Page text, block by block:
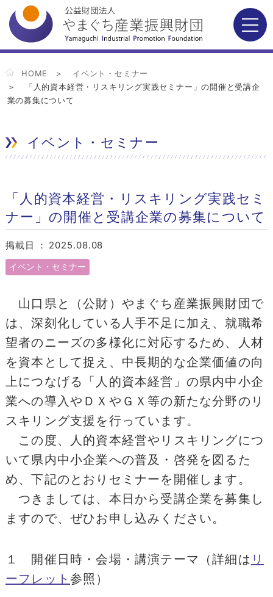
HOME
イベント・セミナー
「人的資本経営・リスキリング実践セミナー」の開催と受講企
業の募集について
イベント・セミナー
「人的資本経営・リスキリング実践セミ
ナー」の開催と受講企業の募集について
掲載日 ： 2025.08.08
イベント・セミナー
山口県と（公財）やまぐち産業振興財団で
は、深刻化している人手不足に加え、就職希
望者のニーズの多様化に対応するため、人材
を資本として捉え、中長期的な企業価値の向
上につなげる「人的資本経営」の県内中小企
業への導入やＤＸやＧＸ等の新たな分野のリ
スキリング支援を行っています。
この度、人的資本経営やリスキリングにつ
いて県内中小企業への普及・啓発を図るた
め、下記のとおりセミナーを開催します。
つきましては、本日から受講企業を募集し
ますので、ぜひお申し込みください。
１ 開催日時・会場・講演テーマ（詳細は リ
ーフレット 参照）